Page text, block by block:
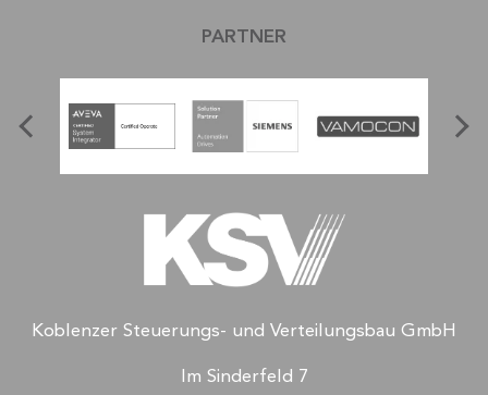
PARTNER
Koblenzer Steuerungs- und Verteilungsbau GmbH
Im Sinderfeld 7